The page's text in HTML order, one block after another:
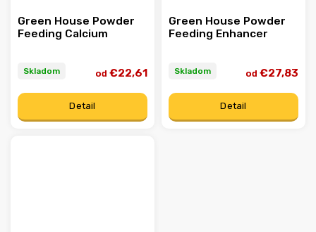
Green House Powder
Feeding Calcium
Skladom od €22,61
Detail
Green House Powder
Feeding Enhancer
Skladom od €27,83
Detail